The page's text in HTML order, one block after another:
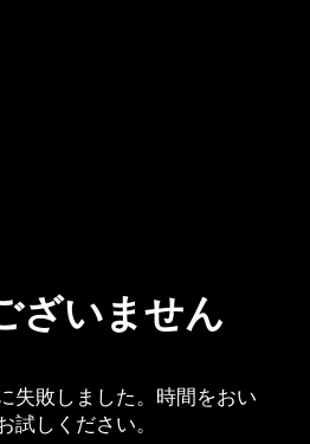
ざいません
失敗しました。時間をおい
試しください。